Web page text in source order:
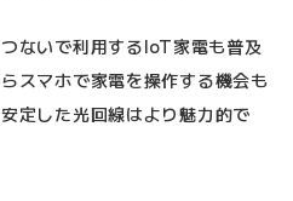
ないで利用するIoT家電も普及
スマホで家電を操作する機会も
定した光回線はより魅力的で